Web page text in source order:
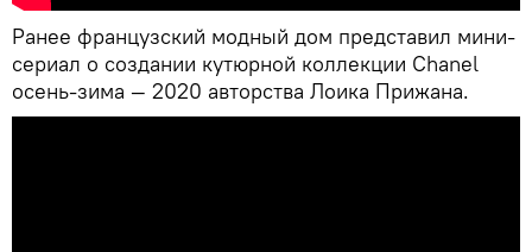
Ранее французский модный дом представил мини-
сериал о создании кутюрной коллекции Chanel
осень-зима — 2020 авторства Лоика Прижана.